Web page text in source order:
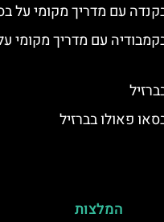
בקנדה עם מדריך מקומי על
עם מדריך מקומי
פאולו בברזיל
המלצות